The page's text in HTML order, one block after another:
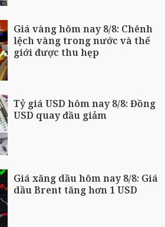
Giá vàng hôm nay 8/8: Chênh
lệch vàng trong nước và thế
giới được thu hẹp
Tỷ giá USD hôm nay 8/8: Đồng
USD quay đầu giảm
Giá xăng dầu hôm nay 8/8: Giá
dầu Brent tăng hơn 1 USD